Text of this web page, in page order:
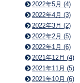
2022年5月 (4)
2022年4月 (3)
2022年3月 (2)
2022年2月 (5)
2022年1月 (6)
2021年12月 (4)
2021年11月 (5)
2021年10月 (6)